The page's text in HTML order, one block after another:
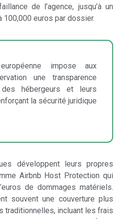
de l’agence, jusqu’à un
euros par dossier.
impose aux
une transparence
hébergeurs et leurs
la sécurité juridique
développent leurs propres
Airbnb Host Protection qui
de dommages matériels.
souvent une couverture plus
traditionnelles, incluant les frais